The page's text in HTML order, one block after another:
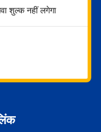
शुल्क नहीं लगेगा